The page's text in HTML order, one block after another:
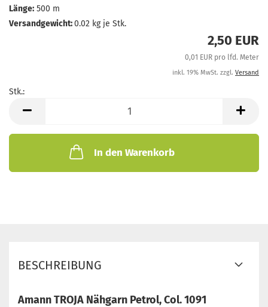
Länge: 500 m
Versandgewicht:0.02 kg je Stk.
2,50 EUR
0,01 EUR pro lfd. Meter
inkl. 19% MwSt. zzgl. Versand
Stk.:
In den Warenkorb
BESCHREIBUNG
Amann TROJA Nähgarn Petrol, Col. 1091